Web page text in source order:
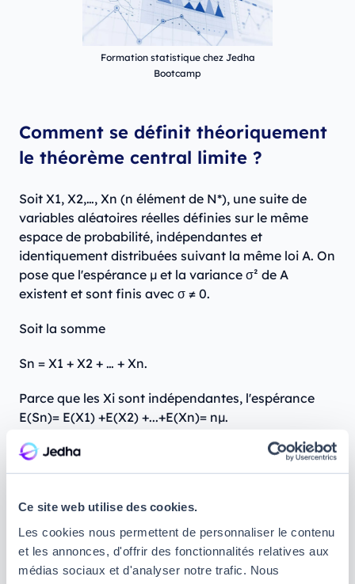
Ce site web utilise des cookies.
Les cookies nous permettent de personnaliser le contenu
et les annonces, d'offrir des fonctionnalités relatives aux
médias sociaux et d'analyser notre trafic. Nous
Formation statistique chez Jedha
Bootcamp
Comment se définit théoriquement
le théorème central limite ?
Soit X1, X2,…, Xn (n élément de N*), une suite de
variables aléatoires réelles définies sur le même
espace de probabilité, indépendantes et
identiquement distribuées suivant la même loi A. On
pose que l'espérance μ et la variance σ² de A
existent et sont finis avec σ ≠ 0.
Soit la somme
Sn = X1 + X2 + … + Xn.
Parce que les Xi sont indépendantes, l'espérance
E(Sn)= E(X1) +E(X2) +...+E(Xn)= nμ.
De plus, la variance V(Sn) = V(X1) +V(X2) +...+V(Xn)
= nσ².
Quand n est suffisamment grand, on dira que Sn
suit une loi normale de paramètres nμ et nσ². Cela
signifie que plus le nombre de variables aléatoires
indépendantes choisies est grand, plus les valeurs